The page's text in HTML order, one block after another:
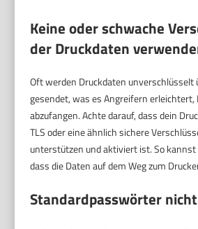
Keine oder schwache
der Druckdaten
Oft werden Druckdaten unverschlüsselt
gesendet, was es Angreifern
abzufangen. Achte darauf, dass dein
TLS oder eine ähnlich sichere
unterstützen und aktiviert ist. So
dass die Daten auf dem Weg zum
Standardpasswörter